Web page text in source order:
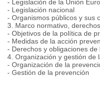
- Legislación de la Unión
- Legislación nacional
- Organismos públicos y sus
3. Marco normativo,
- Objetivos de la política de
- Medidas de la acción
- Derechos y obligaciones
4. Organización y gestión de
- Organización de la
- Gestión de la prevención